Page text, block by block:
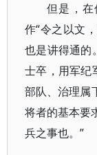
但是，在
作“令之以文
也是讲得通的
士卒，用军纪
部队、治理属
将者的基本要
兵之事也。”